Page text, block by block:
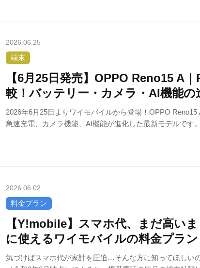
2026.06.25
端末
【6月25日発売】OPPO Reno15 A
較！バッテリー・カメラ・AI機能の
2026年6月25日よりワイモバイルから登場！OPPO
急速充電、カメラ機能、AI機能が進化した最新モデルです。
2026.06.02
料金プラン
【Y!mobile】スマホ代、まだ高い
に使えるワイモバイルの料金プラン
気づけばスマホ代が家計を圧迫…そんな方に知ってほしい